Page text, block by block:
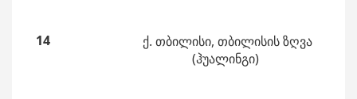
14
ქ. თბილისი, თბილისის ზღვა
(ჰუალინგი)